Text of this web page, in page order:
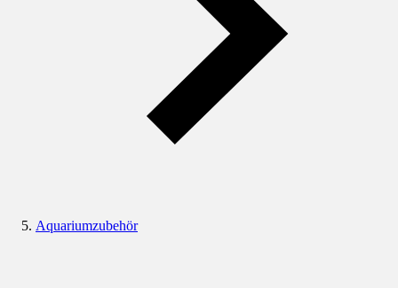
Aquariumzubehör